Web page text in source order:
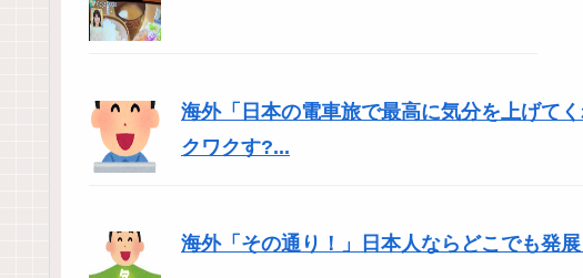
海外「日本の電車旅で最高に気分を上げて
クワクす?...
海外「その通り！」日本人ならどこでも発